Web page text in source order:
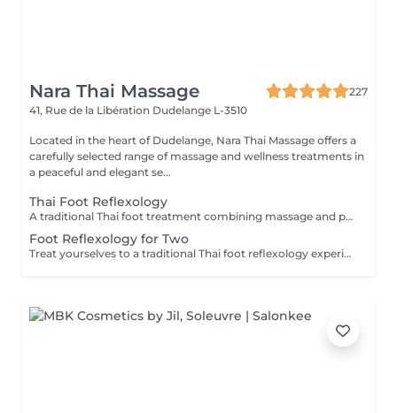
Nara Thai Massage
227
41, Rue de la Libération Dudelange L-3510
Located in the heart of Dudelange, Nara Thai Massage offers a
carefully selected range of massage and wellness treatments in
a peaceful and elegant se...
Thai Foot Reflexology
A traditional Thai foot treatment combining massage and pressure techniques applied to the feet and lower legs. This relaxing therapy helps relieve tired feet, promote circulation, reduce stress, and restore comfort and balance.
Foot Reflexology for Two
Treat yourselves to a traditional Thai foot reflexology experience for two. Using targeted pressure techniques on the feet and lower legs, this relaxing treatment helps ease tired feet, stimulate circulation, and promote a pleasant sense of balance and well-being.